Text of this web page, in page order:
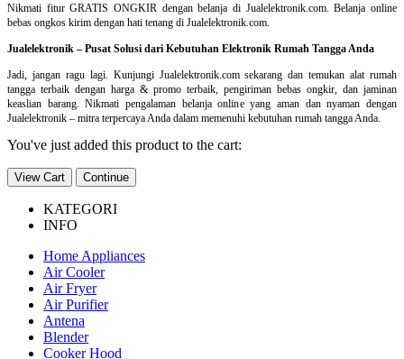
Nikmati fitur GRATIS ONGKIR dengan belanja di Jualelektronik.com. Belanja online
bebas ongkos kirim dengan hati tenang di Jualelektronik.com.
Jualelektronik – Pusat Solusi dari Kebutuhan Elektronik Rumah Tangga Anda
Jadi, jangan ragu lagi. Kunjungi Jualelektronik.com sekarang dan temukan alat rumah
tangga terbaik dengan harga & promo terbaik, pengiriman bebas ongkir, dan jaminan
keaslian barang. Nikmati pengalaman belanja online yang aman dan nyaman dengan
Jualelektronik – mitra terpercaya Anda dalam memenuhi kebutuhan rumah tangga Anda.
You've just added this product to the cart:
View Cart Continue
KATEGORI
INFO
Home Appliances
Air Cooler
Air Fryer
Air Purifier
Antena
Blender
Cooker Hood